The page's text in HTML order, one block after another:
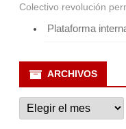
Colectivo revolución
Plataforma
ARCHIVOS
Archivos